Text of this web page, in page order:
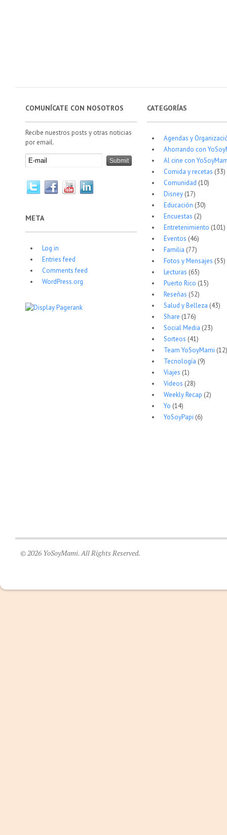
COMUNÍCATE CON NOSOTROS
Recibe nuestros posts y otras noticias
por email.
META
Log in
Entries feed
Comments feed
WordPress.org
CATEGORÍAS
Agendas y
Ahorrando con
Al cine con
Comida y recetas (33)
Comunidad (10)
Disney(17)
Educación (30)
Encuestas (2)
Entretenimiento (101)
Eventos (46)
Familia (77)
Fotos y Mensajes (55)
Lecturas (65)
Puerto Rico (15)
Reseñas (52)
Salud y Belleza (43)
Share (176)
Social Media (23)
Sorteos (41)
Team YoSoyMami (12)
Tecnología (9)
Viajes (1)
Videos (28)
Weekly Recap (2)
Yo (14)
YoSoyPapi (6)
© 2026 YoSoyMami. All Rights Reserved.